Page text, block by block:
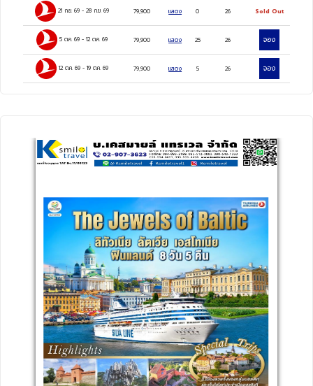
21 ก.ย. 69 -28 ก.ย. 69 79,900 แสดง 0 26 Sold Out
5 ต.ค. 69 -12 ต.ค. 69 79,900 แสดง 25 26 จอง
12 ต.ค. 69 -19 ต.ค. 69 79,900 แสดง 5 26 จอง